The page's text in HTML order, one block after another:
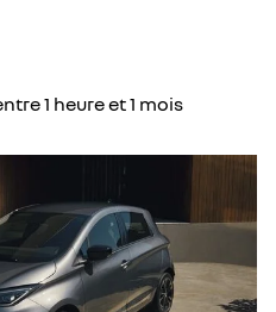
1 heure et 1 mois